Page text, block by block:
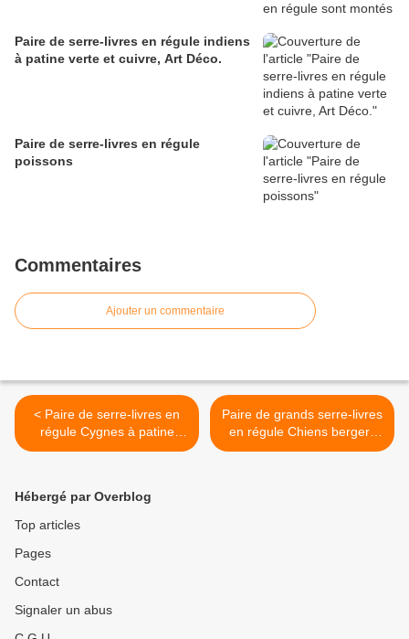
Paire de serre-livres en régule indiens
à patine verte et cuivre, Art Déco.
Paire de serre-livres en régule
poissons
Commentaires
Ajouter un commentaire
< Paire de serre-livres en
régule Cygnes à patine
verte
Paire de grands serre-livres
en régule Chiens bergers
allemands à patine cuivre. >
Hébergé par Overblog
Top articles
Pages
Contact
Signaler un abus